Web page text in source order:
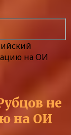
на ОИ
не
на ОИ